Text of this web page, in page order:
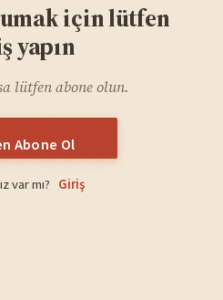
için lütfen
yapın
lütfen abone olun.
Abone Ol
var mı? Giriş